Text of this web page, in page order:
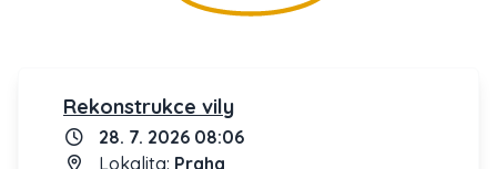
Rekonstrukce vily
28. 7. 2026 08:06
Lokalita: Praha